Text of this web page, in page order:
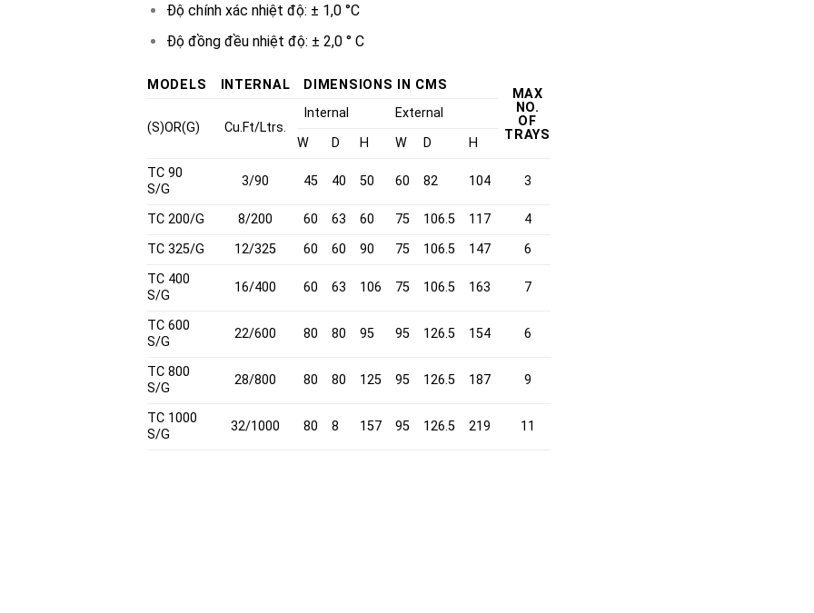
Độ chính xác nhiệt độ: ± 1,0 °C
Độ đồng đều nhiệt độ: ± 2,0 ° C
MODELS INTERNAL DIMENSIONS IN CMS
MAX
NO.
OF
TRAYS
(S)OR(G) Cu.Ft/Ltrs.
Internal
External
W
D H W D
H
TC 90
S/G
3/90 45 40 50 60 82 104 3
TC 200/G 8/200 60 63 60 75 106.5 117
4
TC 325/G
12/325 60 60 90 75 106.5 147
6
TC 400
S/G
16/400 60 63 106 75 106.5 163 7
TC 600
S/G
22/600 80 80 95 95 126.5 154 6
TC 800
S/G
28/800 80 80 125 95 126.5 187 9
TC 1000
S/G
32/1000 80 8 157 95 126.5 219 11